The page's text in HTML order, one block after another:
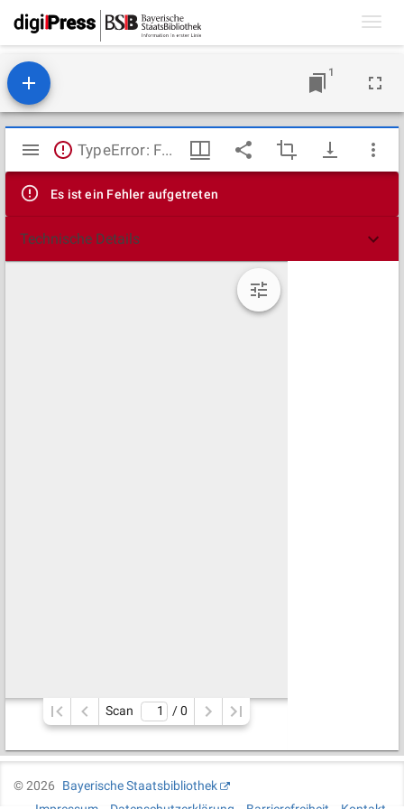
1
Mirador
Viewer
TypeError: Failed to fetch
Es ist ein Fehler aufgetreten
Technische Details
Scan / 0
©2026
Bayerische Staatsbibliothek